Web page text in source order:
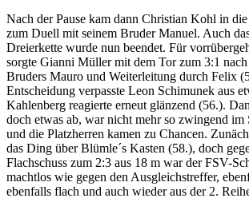
Nach der Pause kam dann Christian Kohl in
zum Duell mit seinem Bruder Manuel. Auch
Dreierkette wurde nun beendet. Für
sorgte Gianni Müller mit dem Tor zum 3:1
Bruders Mauro und Weiterleitung durch Felix
Entscheidung verpasste Leon Schimunek aus
Kahlenberg reagierte erneut glänzend (56.).
doch etwas ab, war nicht mehr so zwingend im
und die Platzherren kamen zu Chancen.
das Ding über Blümle´s Kasten (58.), doch
Flachschuss zum 2:3 aus 18 m war der FSV-
machtlos wie gegen den Ausgleichstreffer,
ebenfalls flach und auch wieder aus der 2.